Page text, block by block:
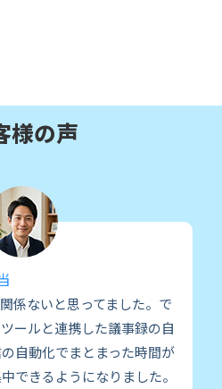
様の声
係ないと思ってました。で
ールと連携した議事録の自
自動化でまとまった時間が
できるようになりました。